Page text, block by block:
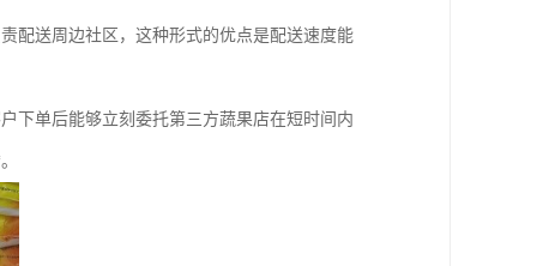
配送周边社区，这种形式的优点是配送速度能
下单后能够立刻委托第三方蔬果店在短时间内